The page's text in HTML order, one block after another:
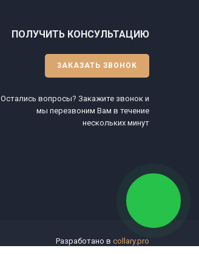
ПОЛУЧИТЬ КОНСУЛЬТАЦИЮ
ЗАКАЗАТЬ ЗВОНОК
Остались вопросы? Закажите звонок и
мы перезвоним Вам в течение
нескольких минут
Разработано в collary.pro